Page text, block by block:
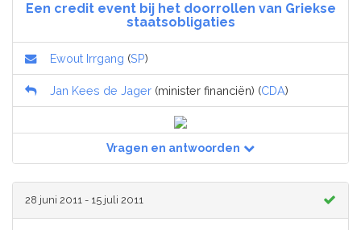
Een credit event bij het doorrollen van Griekse
staatsobligaties
Ewout Irrgang (SP)
Jan Kees de Jager (minister financiën) (CDA)
Vragen en antwoorden
28 juni 2011 - 15 juli 2011